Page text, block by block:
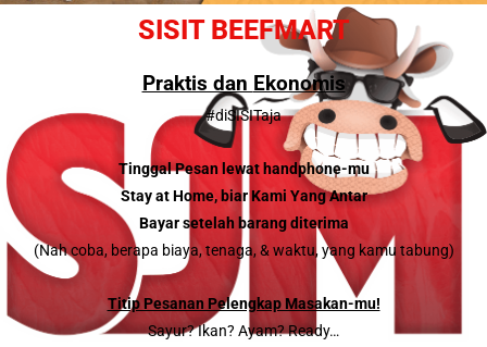
SISIT BEEFMART
Praktis dan Ekonomis
#diSISITaja
Tinggal Pesan lewat handphone-mu
Stay at Home, biar Kami Yang Antar
Bayar setelah barang diterima
(Nah coba, berapa biaya, tenaga, & waktu, yang kamu tabung)
Titip Pesanan Pelengkap Masakan-mu!
Sayur? Ikan? Ayam? Ready…